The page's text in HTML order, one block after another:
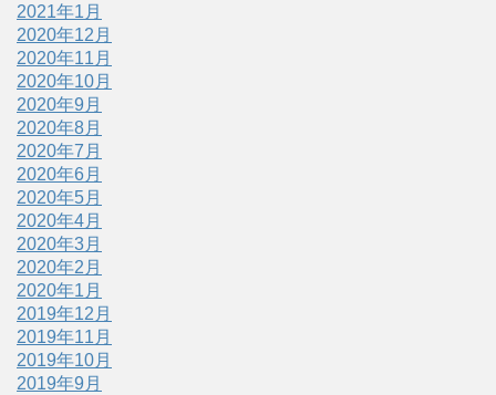
2021年1月
2020年12月
2020年11月
2020年10月
2020年9月
2020年8月
2020年7月
2020年6月
2020年5月
2020年4月
2020年3月
2020年2月
2020年1月
2019年12月
2019年11月
2019年10月
2019年9月